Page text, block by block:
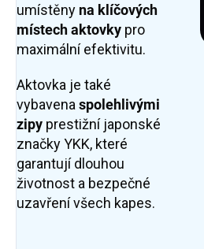
umístěny na klíčových
místech aktovky pro
maximální efektivitu.
Aktovka je také
vybavenaspolehlivými
zipy prestižní japonské
značky YKK, které
garantují dlouhou
životnost a bezpečné
uzavření všech kapes.